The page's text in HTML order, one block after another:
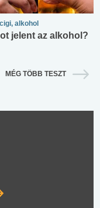
alkohol
jelent az alkohol?
MÉG TÖBB TESZT